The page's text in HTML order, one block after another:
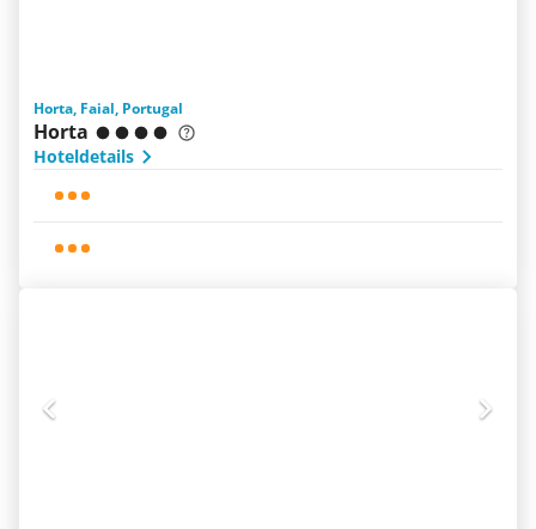
Horta, Faial, Portugal
Horta
Hoteldetails